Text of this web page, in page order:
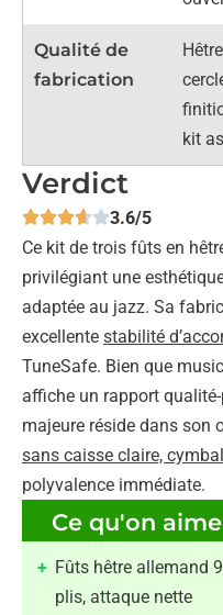
Qualité de
fabrication
kit
Verdict
3.6/5
Ce kit de trois fûts en
privilégiant une
adaptée au jazz. Sa
excellente stabilité
TuneSafe. Bien que
affiche un rapport
majeure réside dans son
sans caisse claire,
polyvalence immédiate.
Ce qu'on aime
Fûts hêtre allemand 9
plis, attaque nette